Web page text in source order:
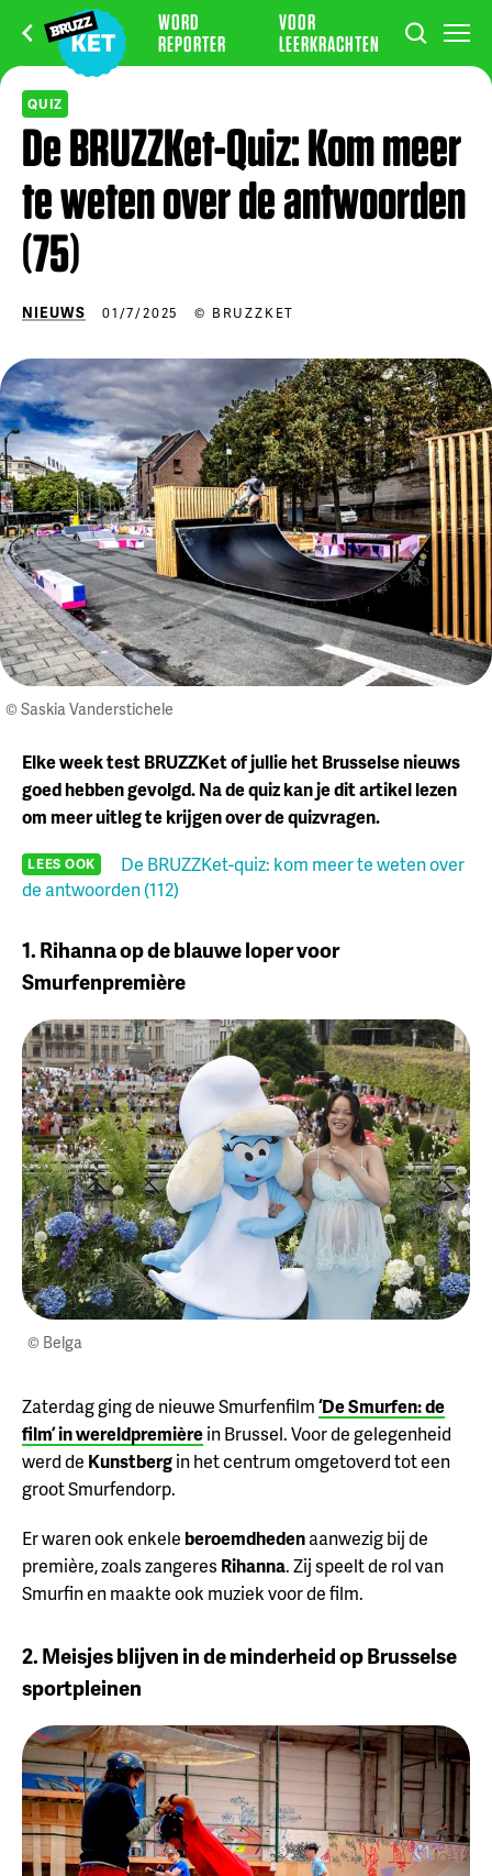
WORD
REPORTER
VOOR
LEERKRACHTEN
QUIZ
De BRUZZKet-Quiz: Kom meer
te weten over de antwoorden
(75)
NIEUWS 01/7/2025 © BRUZZKET
© Saskia Vanderstichele
Elke week test BRUZZKet of jullie het Brusselse nieuws
goed hebben gevolgd. Na de quiz kan je dit artikel lezen
om meer uitleg te krijgen over de quizvragen.
LEES OOK
De BRUZZKet-quiz: kom meer te weten over
de antwoorden (112)
1. Rihanna op de blauwe loper voor
Smurfenpremière
© Belga
Zaterdag ging de nieuwe Smurfenfilm‘De Smurfen: de
film’ in wereldpremièrein Brussel. Voor de gelegenheid
werd de Kunstbergin het centrum omgetoverd tot een
groot Smurfendorp.
Er waren ook enkele beroemdhedenaanwezig bij de
première, zoals zangeres Rihanna. Zij speelt de rol van
Smurfin en maakte ook muziek voor de film.
2. Meisjes blijven in de minderheid op Brusselse
sportpleinen